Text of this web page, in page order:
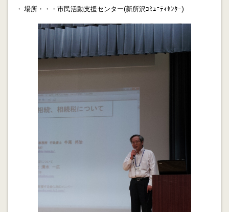
2012.10.02
しい問題です。
2012.10.02
2012.09.30
「持家vs賃貸 No.3」行政書士の視点から持家活用や相
続等につき気になること
2012.09.29
埼玉県行政書士会所沢支部 無料相談会(西武ワルツ２
階正面入口)に参加しました。
2012.09.28
サービサー視点で住宅ローンについて考えました。
・ 場所・・・市民活動支援センター(新所沢ｺﾐｭﾆﾃｨｾﾝﾀｰ)